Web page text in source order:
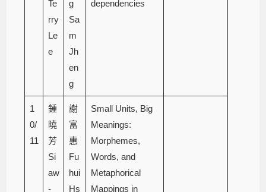
Te
rry
Le
e
g
Sa
m
Jh
en
g
dependencies
1
0/
11
鍾
曉
芳
Si
aw
-
謝
富
惠
Fu
hui
Hs
Small Units, Big
Meanings:
Morphemes,
Words, and
Metaphorical
Mappings in